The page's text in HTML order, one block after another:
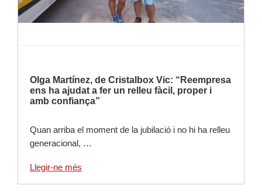
Olga Martínez, de Cristalbox Vic: “Reempresa
ens ha ajudat a fer un relleu fàcil, proper i
amb confiança”
Quan arriba el moment de la jubilació i no hi ha relleu
generacional, …
Llegir-ne més